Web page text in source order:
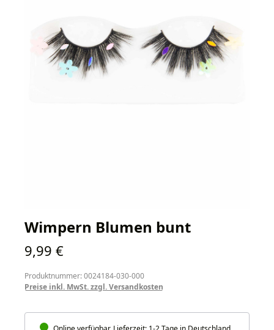
Wimpern Blumen bunt
Regulärer Preis:
9,99 €
Produktnummer: 0024184-030-000
Preise inkl. MwSt. zzgl. Versandkosten